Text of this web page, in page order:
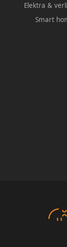
Elektra &
Smart